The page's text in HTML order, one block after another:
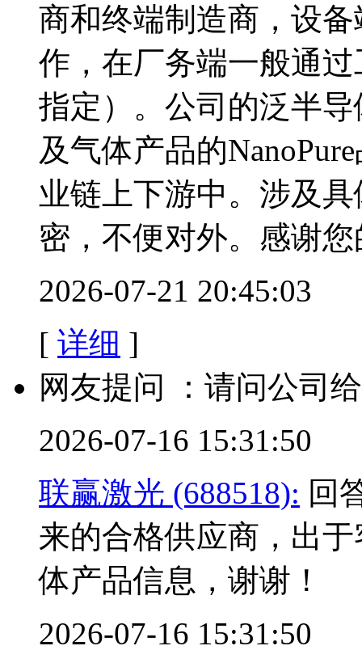
商和终端制造商，设
作，在厂务端一般通
指定）。公司的泛半
及气体产品的
业链上下游中。涉及
密，不便对外。感谢
2026-07-21 20:45:03
[ 详细 ]
网友提问 ：请问公司
2026-07-16 15:31:50
联赢激光 (688518): 回
来的合格供应商，出
体产品信息，谢谢！
2026-07-16 15:31:50